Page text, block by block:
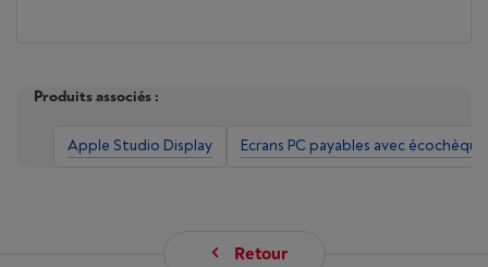
Produits associés :
Apple Studio Display Ecrans PC payables avec
Retour